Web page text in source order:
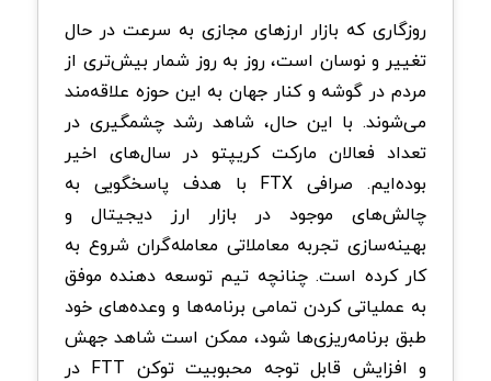
روزگاری که بازار ارزهای مجازی به سرعت در حال
تغییر و نوسان است، روز به روز شمار بیش‌تری از
مردم در گوشه و کنار جهان به این حوزه علاقه‌مند
می‌شوند. با این حال، شاهد رشد چشمگیری در
تعداد فعالان مارکت کریپتو در سال‌های اخیر
بوده‌ایم. صرافی FTX با هدف پاسخگویی به
چالش‌های موجود در بازار ارز دیجیتال و
بهینه‌سازی تجربه معاملاتی معامله‌گران شروع به
کار کرده است. چنانچه تیم توسعه ‌دهنده موفق
به عملیاتی کردن تمامی برنامه‌ها و وعده‌های خود
طبق برنامه‌ریزی‌ها شود، ممکن است شاهد جهش
و افزایش قابل توجه محبوبیت توکن FTT در